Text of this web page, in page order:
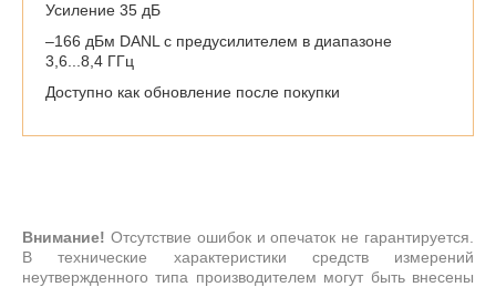
Усиление 35 дБ
–166 дБм DANL с предусилителем в диапазоне
3,6...8,4 ГГц
Доступно как обновление после покупки
Внимание! Отсутствие ошибок и опечаток не гарантируется.
В технические характеристики средств измерений
неутвержденного типа производителем могут быть внесены